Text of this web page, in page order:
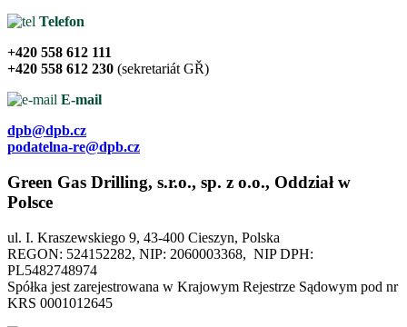
Telefon
+420 558 612 111
+420 558 612 230 (sekretariát GŘ)​
E-mail
dpb@dpb.cz
podatelna-re@dpb.cz
Green Gas Drilling, s.r.o., sp. z o.o., Oddział w
Polsce​
ul. I. Kraszewskiego 9, 43-400 Cieszyn, Polska​
REGON: 524152282, NIP: 2060003368, NIP DPH:
PL5482748974​
Spółka jest zarejestrowana w Krajowym Rejestrze Sądowym pod nr
KRS 0001012645